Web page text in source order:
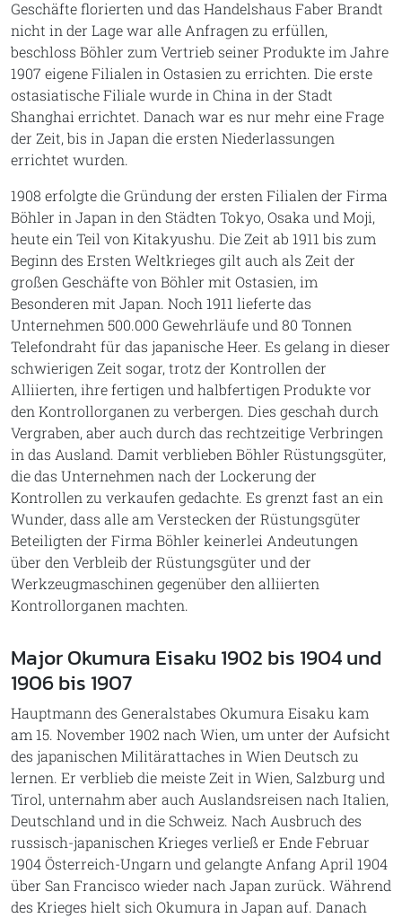
Geschäfte florierten und das Handelshaus Faber Brandt
nicht in der Lage war alle Anfragen zu erfüllen,
beschloss Böhler zum Vertrieb seiner Produkte im Jahre
1907 eigene Filialen in Ostasien zu errichten. Die erste
ostasiatische Filiale wurde in China in der Stadt
Shanghai errichtet. Danach war es nur mehr eine Frage
der Zeit, bis in Japan die ersten Niederlassungen
errichtet wurden.
1908 erfolgte die Gründung der ersten Filialen der Firma
Böhler in Japan in den Städten Tokyo, Osaka und Moji,
heute ein Teil von Kitakyushu. Die Zeit ab 1911 bis zum
Beginn des Ersten Weltkrieges gilt auch als Zeit der
großen Geschäfte von Böhler mit Ostasien, im
Besonderen mit Japan. Noch 1911 lieferte das
Unternehmen 500.000 Gewehrläufe und 80 Tonnen
Telefondraht für das japanische Heer. Es gelang in dieser
schwierigen Zeit sogar, trotz der Kontrollen der
Alliierten, ihre fertigen und halbfertigen Produkte vor
den Kontrollorganen zu verbergen. Dies geschah durch
Vergraben, aber auch durch das rechtzeitige Verbringen
in das Ausland. Damit verblieben Böhler Rüstungsgüter,
die das Unternehmen nach der Lockerung der
Kontrollen zu verkaufen gedachte. Es grenzt fast an ein
Wunder, dass alle am Verstecken der Rüstungsgüter
Beteiligten der Firma Böhler keinerlei Andeutungen
über den Verbleib der Rüstungsgüter und der
Werkzeugmaschinen gegenüber den alliierten
Kontrollorganen machten.
Major Okumura Eisaku 1902 bis 1904 und
1906 bis 1907
Hauptmann des Generalstabes Okumura Eisaku kam
am 15. November 1902 nach Wien, um unter der Aufsicht
des japanischen Militärattaches in Wien Deutsch zu
lernen. Er verblieb die meiste Zeit in Wien, Salzburg und
Tirol, unternahm aber auch Auslandsreisen nach Italien,
Deutschland und in die Schweiz. Nach Ausbruch des
russisch-japanischen Krieges verließ er Ende Februar
1904 Österreich-Ungarn und gelangte Anfang April 1904
über San Francisco wieder nach Japan zurück. Während
des Krieges hielt sich Okumura in Japan auf. Danach